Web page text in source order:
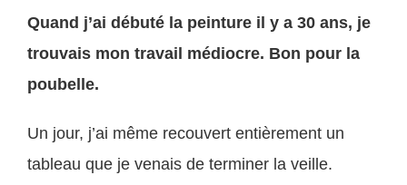
Quand j’ai débuté la peinture il y a 30 ans, je
trouvais mon travail médiocre. Bon pour la
poubelle.
Un jour, j’ai même recouvert entièrement un
tableau que je venais de terminer la veille.